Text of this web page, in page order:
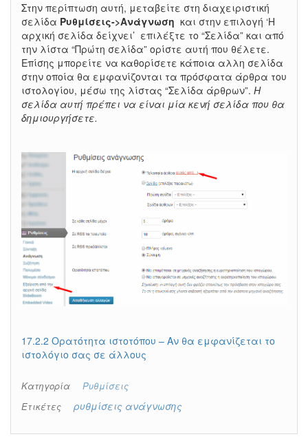
Στην περίπτωση αυτή, μεταβείτε στη διαχειριστική
σελίδα Ρυθμίσεις->Ανάγνωση και στην επιλογή ‘Η
αρχική σελίδα δείχνει’ επιλέξτε το “Σελίδα” και από
την λίστα “Πρώτη σελίδα” ορίστε αυτή που θέλετε.
Επίσης μπορείτε να καθορίσετε κάποια αλλη σελίδα
στην οποία θα εμφανίζονται τα πρόσφατα άρθρα του
ιστολογίου, μέσω της λίστας “Σελίδα άρθρων”. Η
σελίδα αυτή πρέπει να είναι μία κενή σελίδα που θα
δημιουργήσετε.
17.2.2 Ορατότητα ιστοτόπου – Αν θα εμφανίζεται το
ιστολόγιο σας σε άλλους
Κατηγορία
Ρυθμίσεις
Ετικέτες
ρυθμίσεις ανάγνωσης